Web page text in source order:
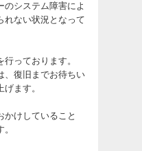
のシステム障害によ
れない状況となって
っております。
、復旧までお待ちい
ます。
かけしていること